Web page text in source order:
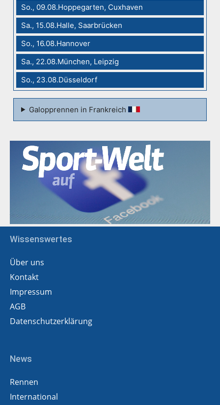
So., 09.08.Hoppegarten, Cuxhaven
Sa., 15.08.Halle, Saarbrücken
So., 16.08.Hannover
Sa., 22.08.München, Leipzig
So., 23.08.Düsseldorf
Galopprennen in Frankreich
Wissenswertes
Über uns
Kontakt
Impressum
AGB
Datenschutzerklärung
News
Rennen
International